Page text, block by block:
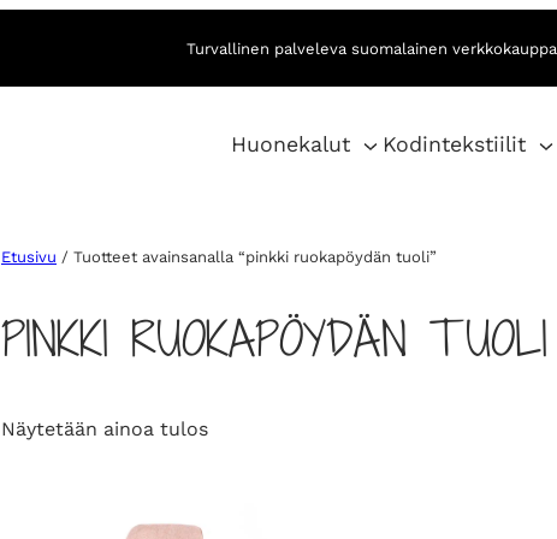
Turvallinen palveleva suomalainen verkkokauppa
Huonekalut Kodintekstiilit
Etusivu / Tuotteet avainsanalla “pinkki ruokapöydän tuoli”
PINKKI RUOKAPÖYDÄN TUOLI
Näytetään ainoa tulos